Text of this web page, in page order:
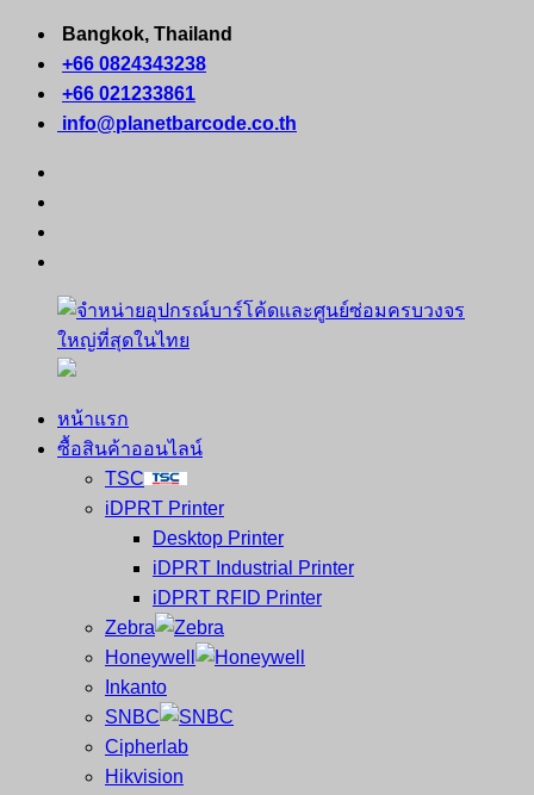
Skip
content
Bangkok, Thailand
+66 0824343238
+66 021233861
info@planetbarcode.co.th
จำหน่าย
คอมพิวเตอร์
หน้าแรก
ซื้อสินค้าออนไลน์
TSC
iDPRT Printer
Desktop Printer
iDPRT Industrial Printer
iDPRT RFID Printer
Zebra
Honeywell
Inkanto
SNBC
Cipherlab
Hikvision